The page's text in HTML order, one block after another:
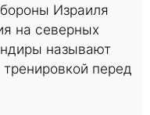
Израиля
на северных
называют
перед